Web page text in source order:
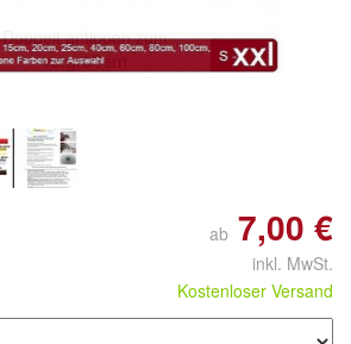
Doppelt antippen zum
vergrößern
ab 7,00 €
inkl. MwSt.
Kostenloser Versand